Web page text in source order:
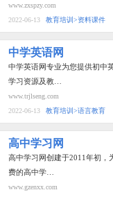
www.zxspzy.com
2022-06-13
教育培训>资料课件
中学英语网
中学英语网专业为您提供初中
学习资源及教…
www.trjlseng.com
2022-06-13
教育培训>语言教育
高中学习网
高中学习网创建于2011年初，
费的高中学…
www.gzenxx.com